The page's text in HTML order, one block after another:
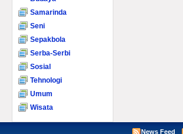
Samarinda
Seni
Sepakbola
Serba-Serbi
Sosial
Tehnologi
Umum
Wisata
News Feed